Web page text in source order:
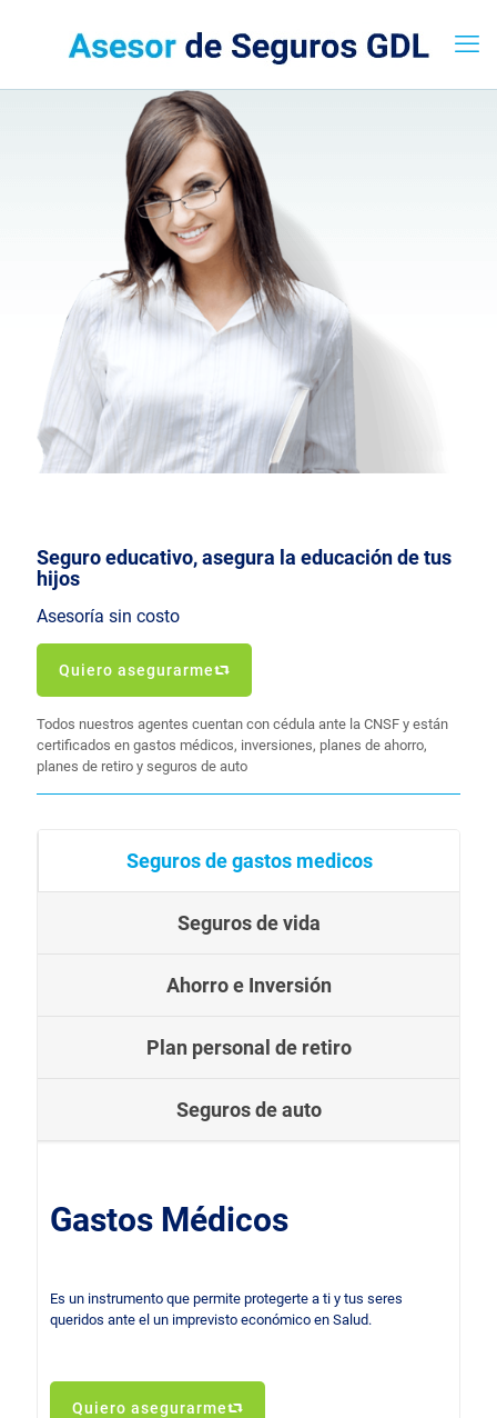
Seguro educativo, asegura la educación de tus
hijos
Asesoría sin costo
Quiero asegurarme
Todos nuestros agentes cuentan con cédula ante la CNSF y están
certificados en gastos médicos, inversiones, planes de ahorro,
planes de retiro y seguros de auto
Seguros de gastos medicos
Seguros de vida
Ahorro e Inversión
Plan personal de retiro
Seguros de auto
Gastos Médicos
Es un instrumento que permite protegerte a ti y tus seres
queridos ante el un imprevisto económico en Salud.
Quiero asegurarme